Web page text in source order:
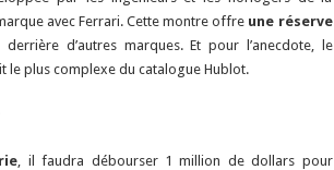
avec Ferrari. Cette montre offre une réserve
d’autres marques. Et pour l’anecdote, le
le plus complexe du catalogue Hublot.
, il faudra débourser 1 million de dollars pour